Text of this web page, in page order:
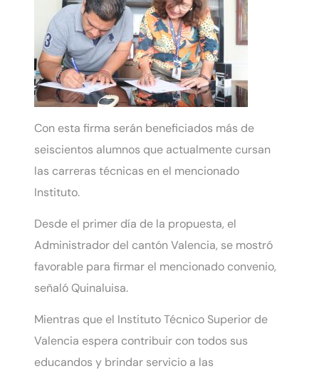
Con esta firma serán beneficiados más de
seiscientos alumnos que actualmente cursan
las carreras técnicas en el mencionado
Instituto.
Desde el primer día de la propuesta, el
Administrador del cantón Valencia, se mostró
favorable para firmar el mencionado convenio,
señaló Quinaluisa.
Mientras que el Instituto Técnico Superior de
Valencia espera contribuir con todos sus
educandos y brindar servicio a las